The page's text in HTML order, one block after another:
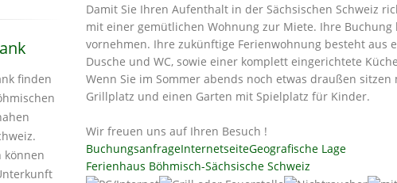
finden
können
Damit Sie Ihren Aufenthalt in der Sächsischen Schweiz
mit einer gemütlichen Wohnung zur Miete. Ihre
vornehmen. Ihre zukünftige Ferienwohnung besteht aus
Dusche und WC, sowie einer komplett eingerichtete
Wenn Sie im Sommer abends noch etwas draußen
Grillplatz und einen Garten mit Spielplatz für Kinder.
Wir freuen uns auf Ihren Besuch !
BuchungsanfrageInternetseiteGeografische Lage
Ferienhaus Böhmisch-Sächsische Schweiz